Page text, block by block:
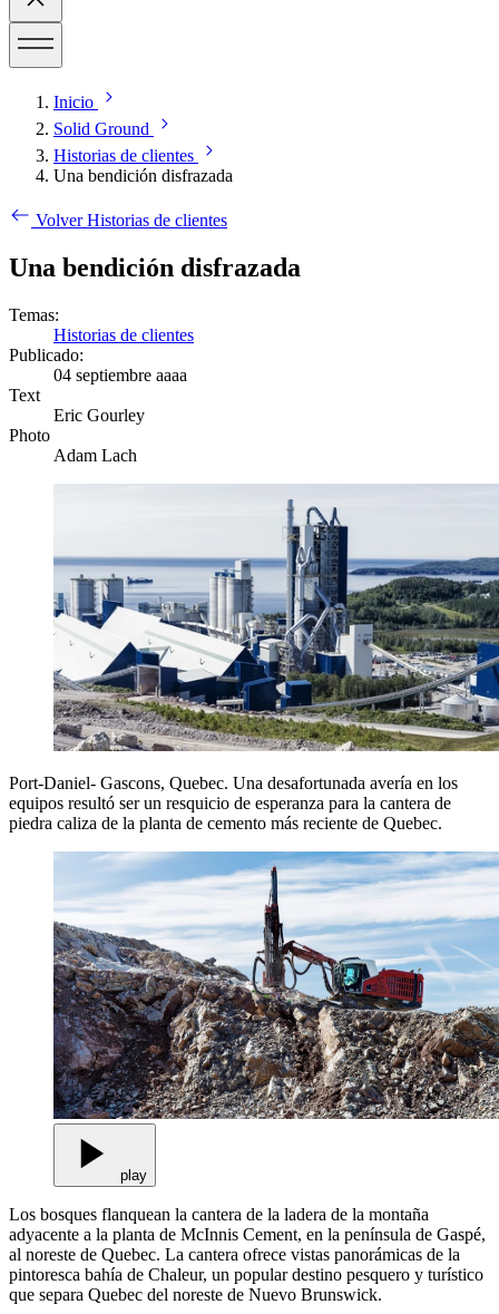
Inicio
Solid Ground
Historias de clientes
Una bendición disfrazada
Volver Historias de clientes
Una bendición disfrazada
Temas:
Historias de clientes
Publicado:
04 septiembre aaaa
Text
Eric Gourley
Photo
Adam Lach
Port-Daniel- Gascons, Quebec. Una desafortunada avería en los
equipos resultó ser un resquicio de esperanza para la cantera de
piedra caliza de la planta de cemento más reciente de Quebec.
play
Los bosques flanquean la cantera de la ladera de la montaña
adyacente a la planta de McInnis Cement, en la península de Gaspé,
al noreste de Quebec. La cantera ofrece vistas panorámicas de la
pintoresca bahía de Chaleur, un popular destino pesquero y turístico
que separa Quebec del noreste de Nuevo Brunswick.